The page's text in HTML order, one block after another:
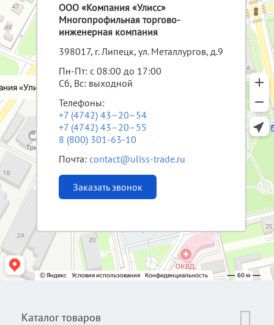
ООО «Компания «Улисс»
Многопрофильная торгово-
инженерная компания
398017, г. Липецк, ул. Металлургов, д.9
Пн-Пт: с 08:00 до 17:00
Сб, Вс: выходной
Телефоны:
+7 (4742) 43–20–54
+7 (4742) 43–20–55
8 (800) 301-63-10
Почта:contact@uliss-trade.ru
Заказать звонок
Каталог товаров